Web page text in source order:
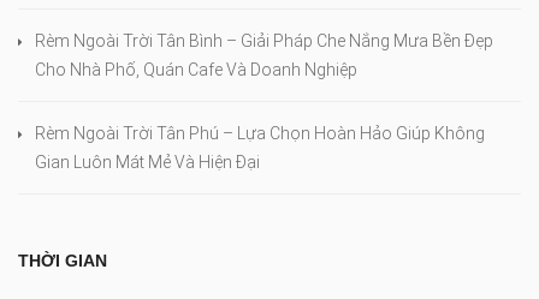
Rèm Ngoài Trời Tân Bình – Giải Pháp Che Nắng Mưa Bền Đẹp
Cho Nhà Phố, Quán Cafe Và Doanh Nghiệp
Rèm Ngoài Trời Tân Phú – Lựa Chọn Hoàn Hảo Giúp Không
Gian Luôn Mát Mẻ Và Hiện Đại
THỜI GIAN